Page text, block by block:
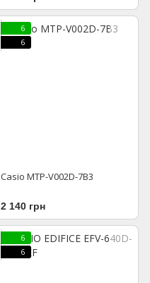
6
6
Casio MTP-V002D-7B3
2 140 грн
6
6